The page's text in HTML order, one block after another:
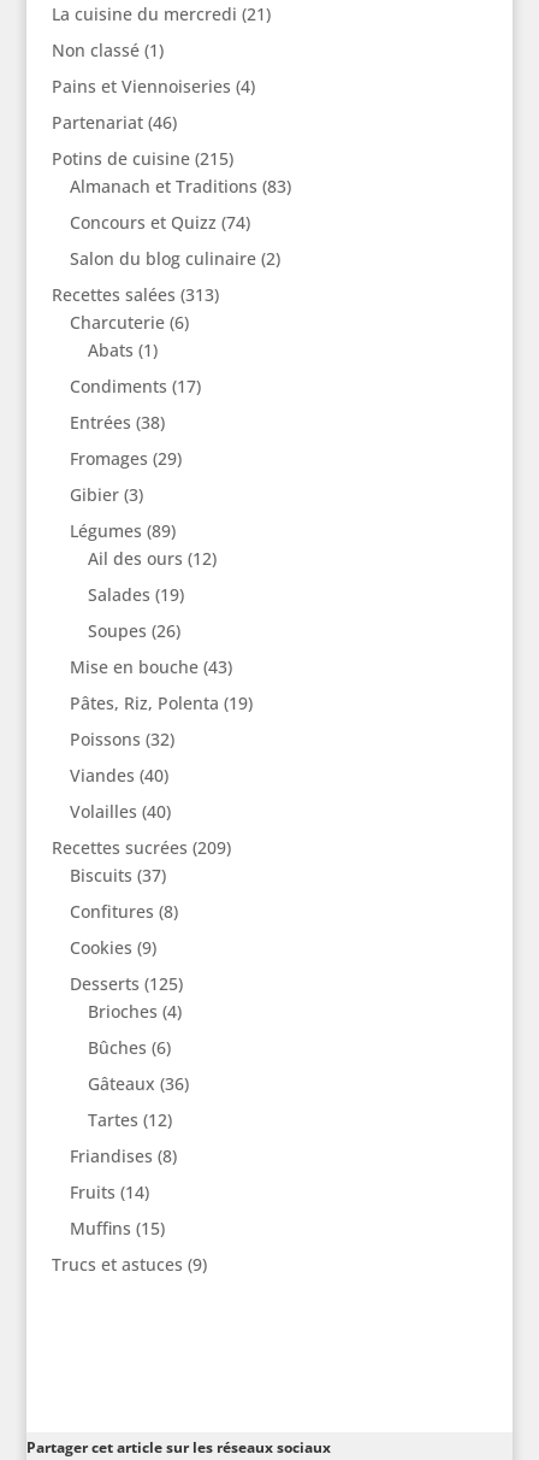
La cuisine du mercredi (21)
Non classé(1)
Pains et Viennoiseries (4)
Partenariat(46)
Potins de cuisine(215)
Almanach et Traditions (83)
Concours et Quizz (74)
Salon du blog culinaire(2)
Recettes salées (313)
Charcuterie(6)
Abats (1)
Condiments (17)
Entrées (38)
Fromages (29)
Gibier(3)
Légumes (89)
Ail des ours (12)
Salades (19)
Soupes (26)
Mise en bouche(43)
Pâtes, Riz, Polenta (19)
Poissons (32)
Viandes (40)
Volailles (40)
Recettes sucrées (209)
Biscuits (37)
Confitures (8)
Cookies (9)
Desserts (125)
Brioches (4)
Bûches (6)
Gâteaux (36)
Tartes (12)
Friandises (8)
Fruits (14)
Muffins (15)
Trucs et astuces (9)
Partager cet article sur les réseaux sociaux